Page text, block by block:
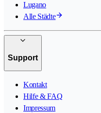
Lugano
Alle Städte
Support
Kontakt
Hilfe & FAQ
Impressum